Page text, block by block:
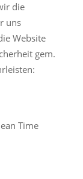
die
uns
Website
gem.
Time